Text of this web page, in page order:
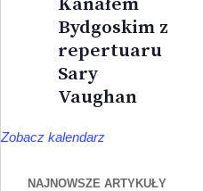
Bydgoskim z
repertuaru
Sary
Vaughan
Zobacz kalendarz
NAJNOWSZE ARTYKUŁY